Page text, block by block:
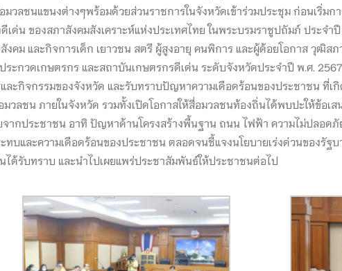
ลชนแขนงต่างๆพร้อมด้วยส่วนราชการในจังหวัดเข้าร่วมประชุม ก่อนเริ่ม
น ของสภาสังคมสังเคราะห์แห่งประเทศไทย ในพระบรมราชูปถัมภ์ ประจำ
ม และกิจการเด็ก เยาวชน สตรี ผู้สูงอายุ คนพิการ และผู้ด้อยโอกาส วุฒิส
กวดเกษตรกร และสถาบันเกษตรกรดีเด่น ระดับจังหวัดประจำปี พ.ศ. 2567
ะกิจกรรมของจังหวัด และรับทราบปัญหาความเดือดร้อนของประชาชน ที่เ
ลชน ภายในจังหวัด รวมทั้งเปิดโอกาสให้สื่อมวลชนท้องถิ่นได้พบปะให้ข้อ
จากประชาชน อาทิ ปัญหาด้านโครงสร้างพื้นฐาน ถนน ไฟฟ้า ความไม่ปลอ
ทบและความเดือดร้อนของประชาชน ตลอดจนชี้แจงนโยบายเร่งด่วนของรัฐ
ด้รับทราบ และนำไปเผยแพร่ประชาสัมพันธ์ให้ประชาชนต่อไป